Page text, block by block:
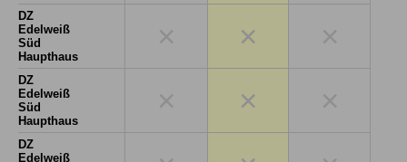
DZ
Edelweiß
Süd
Haupthaus
×
DZ
Edelweiß
Süd
Haupthaus
×
DZ
Edelweiß